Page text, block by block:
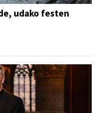
udako festen